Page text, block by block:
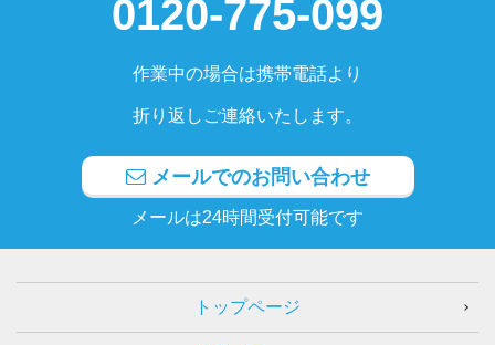
0120-775-099
作業中の場合は携帯電話より
折り返しご連絡いたします。
メールでのお問い合わせ
メールは24時間受付可能です
トップページ